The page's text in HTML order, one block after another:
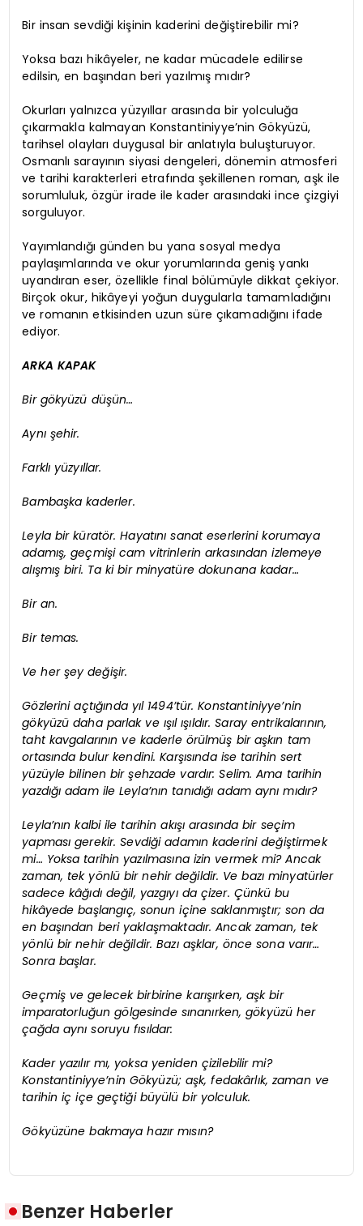
Bir insan sevdiği kişinin kaderini değiştirebilir mi?
Yoksa bazı hikâyeler, ne kadar mücadele edilirse
edilsin, en başından beri yazılmış mıdır?
Okurları yalnızca yüzyıllar arasında bir yolculuğa
çıkarmakla kalmayan Konstantiniyye’nin Gökyüzü,
tarihsel olayları duygusal bir anlatıyla buluşturuyor.
Osmanlı sarayının siyasi dengeleri, dönemin atmosferi
ve tarihi karakterleri etrafında şekillenen roman, aşk ile
sorumluluk, özgür irade ile kader arasındaki ince çizgiyi
sorguluyor.
Yayımlandığı günden bu yana sosyal medya
paylaşımlarında ve okur yorumlarında geniş yankı
uyandıran eser, özellikle final bölümüyle dikkat çekiyor.
Birçok okur, hikâyeyi yoğun duygularla tamamladığını
ve romanın etkisinden uzun süre çıkamadığını ifade
ediyor.
ARKA KAPAK
Bir gökyüzü düşün…
Aynı şehir.
Farklı yüzyıllar.
Bambaşka kaderler.
Leyla bir küratör. Hayatını sanat eserlerini korumaya
adamış, geçmişi cam vitrinlerin arkasından izlemeye
alışmış biri. Ta ki bir minyatüre dokunana kadar…
Bir an.
Bir temas.
Ve her şey değişir.
Gözlerini açtığında yıl 1494’tür. Konstantiniyye’nin
gökyüzü daha parlak ve ışıl ışıldır. Saray entrikalarının,
taht kavgalarının ve kaderle örülmüş bir aşkın tam
ortasında bulur kendini. Karşısında ise tarihin sert
yüzüyle bilinen bir şehzade vardır: Selim. Ama tarihin
yazdığı adam ile Leyla’nın tanıdığı adam aynı mıdır?
Leyla’nın kalbi ile tarihin akışı arasında bir seçim
yapması gerekir. Sevdiği adamın kaderini değiştirmek
mi… Yoksa tarihin yazılmasına izin vermek mi? Ancak
zaman, tek yönlü bir nehir değildir. Ve bazı minyatürler
sadece kâğıdı değil, yazgıyı da çizer. Çünkü bu
hikâyede başlangıç, sonun içine saklanmıştır; son da
en başından beri yaklaşmaktadır. Ancak zaman, tek
yönlü bir nehir değildir. Bazı aşklar, önce sona varır…
Sonra başlar.
Geçmiş ve gelecek birbirine karışırken, aşk bir
imparatorluğun gölgesinde sınanırken, gökyüzü her
çağda aynı soruyu fısıldar:
Kader yazılır mı, yoksa yeniden çizilebilir mi?
Konstantiniyye’nin Gökyüzü; aşk, fedakârlık, zaman ve
tarihin iç içe geçtiği büyülü bir yolculuk.
Gökyüzüne bakmaya hazır mısın?
Benzer Haberler